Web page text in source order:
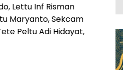
Lettu Inf Risman
Maryanto, Sekcam
Peltu Adi Hidayat,